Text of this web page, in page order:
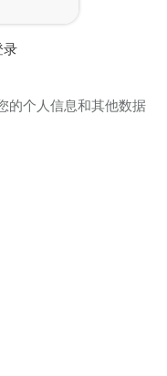
录
的个人信息和其他数据